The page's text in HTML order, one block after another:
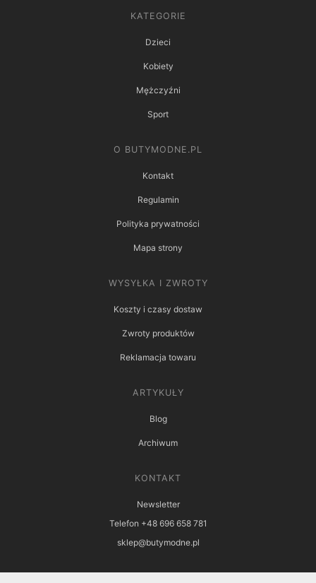
KATEGORIE
Dzieci
Kobiety
Mężczyźni
Sport
O BUTYMODNE.PL
Kontakt
Regulamin
Polityka prywatności
Mapa strony
WYSYŁKA I ZWROTY
Koszty i czasy dostaw
Zwroty produktów
Reklamacja towaru
ARTYKUŁY
Blog
Archiwum
KONTAKT
Newsletter
Telefon +48 696 658 781
sklep@butymodne.pl